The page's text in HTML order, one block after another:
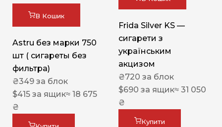
В Кошик
Astru без марки 750
шт ( сигареты без
фильтра)
₴349 за блок
$415 за ящик≈ 18 675
₴
Frida Silver KS —
сигарети з
українським
акцизом
₴720 за блок
$690 за ящик≈ 31 050
₴
Купити